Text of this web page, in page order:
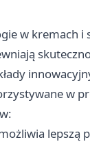
w kremach i
w
lepszą